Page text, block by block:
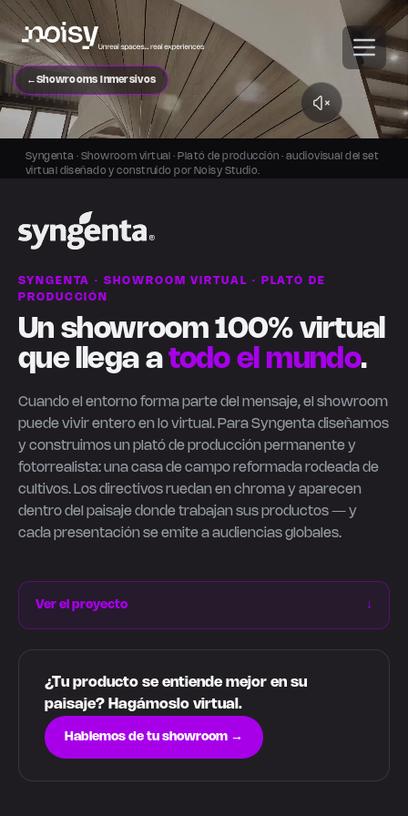
Syngenta · Showroom virtual · Plató de producción · audiovisual del set
virtual diseñado y construido por Noisy Studio.
SYNGENTA · SHOWROOM VIRTUAL · PLATÓ DE
PRODUCCIÓN
Un showroom 100% virtual
que llega atodo el mundo.
Cuando el entorno forma parte del mensaje, el showroom
puede vivir entero en lo virtual. Para Syngenta diseñamos
y construimos un plató de producción permanente y
fotorrealista: una casa de campo reformada rodeada de
cultivos. Los directivos ruedan en chroma y aparecen
dentro del paisaje donde trabajan sus productos — y
cada presentación se emite a audiencias globales.
Ver el proyecto ↓
¿Tu producto se entiende mejor en su
paisaje? Hagámoslo virtual.
Hablemos de tu showroom →
←Showrooms Inmersivos